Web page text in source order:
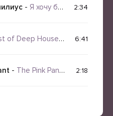
- Я хочу быть с тобой 2:34
of Deep House 2026 6:41
- The Pink Panther theme (AI кавер) 2:18